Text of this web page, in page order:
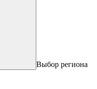
Выбор региона